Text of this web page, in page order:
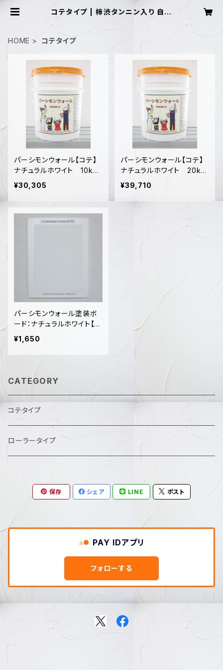
コテタイプ | 柿渋タンニン入り 自然
素材機能性塗り壁材【パーシモンウォ
HOME
コテタイプ
パーシモンウォール【コテ】
ナチュラルホワイト 10kg
入り
¥30,305
パーシモンウォール【コテ】
ナチュラルホワイト 20kg
入り
¥39,710
パーシモンウォール塗装ボ
ード：ナチュラルホワイト【コ
テ】タイプ （配送費込み）
¥1,650
CATEGORY
コテタイプ
ローラータイプ
保存 シェア LINE ポスト
PAY IDアプリ
フォローする